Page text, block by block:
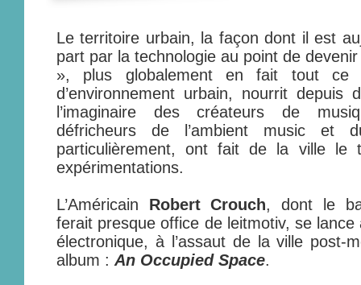
Le territoire urbain, la façon dont il est
part par la technologie au point de
», plus globalement en fait tout ce
d’environnement urbain, nourrit depuis
l’imaginaire des créateurs de
défricheurs de l’ambient music et
particulièrement, ont fait de la ville le
expérimentations.
L’Américain Robert Crouch, dont le
ferait presque office de leitmotiv, se lance
électronique, à l’assaut de la ville post-
album : An Occupied Space.